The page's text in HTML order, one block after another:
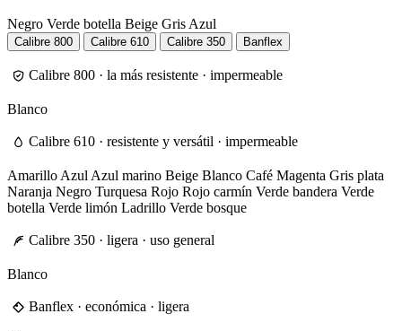
Negro Verde botella Beige Gris Azul
Calibre 800 Calibre 610 Calibre 350 Banflex
Calibre 800 · la más resistente · impermeable
Blanco
Calibre 610 · resistente y versátil · impermeable
Amarillo Azul Azul marino Beige Blanco Café Magenta Gris plata
Naranja Negro Turquesa Rojo Rojo carmín Verde bandera Verde
botella Verde limón Ladrillo Verde bosque
Calibre 350 · ligera · uso general
Blanco
Banflex · económica · ligera